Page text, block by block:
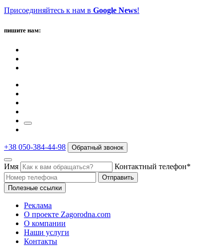
Присоединяйтесь к нам в Google News!
пишите нам:
+38 050-384-44-98 Обратный звонок
Имя Контактный телефон*
Отправить
Полезные ссылки
Реклама
О проекте Zagorodna.com
О компании
Наши услуги
Контакты